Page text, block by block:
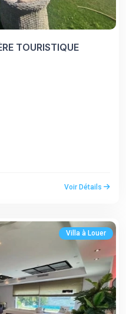
TOURISTIQUE
Voir Détails
Villa à Louer